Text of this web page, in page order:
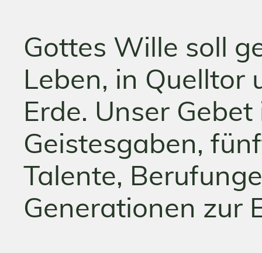
Gottes Wille soll
Leben, in Quelltor
Erde. Unser
Geistesgaben,
Talente,
Generationen zur